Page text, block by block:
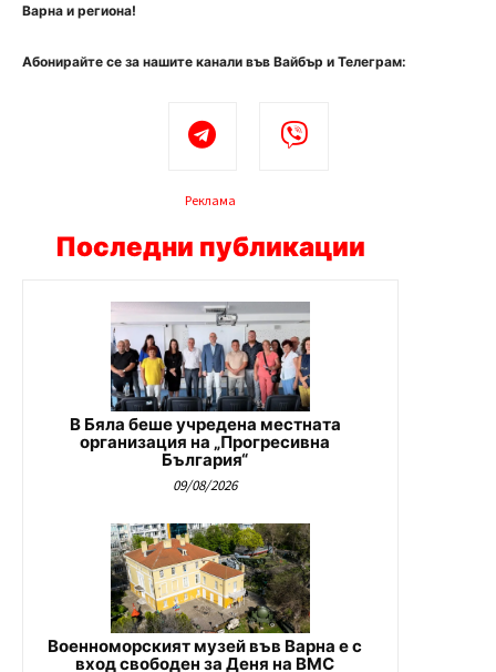
Варна и региона!
Абонирайте се за нашите канали във Вайбър и Телеграм:
Реклама
Последни публикации
В Бяла беше учредена местната
организация на „Прогресивна
България“
09/08/2026
Военноморският музей във Варна е с
вход свободен за Деня на ВМС